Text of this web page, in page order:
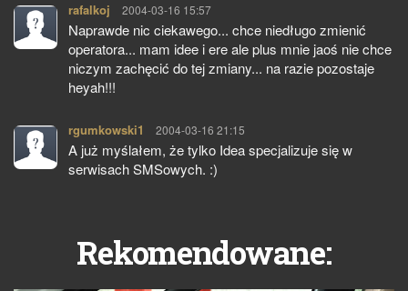
rafalkoj pisze:
2004-03-16 15:57
Naprawde nic ciekawego... chce niedługo zmienić
operatora... mam idee i ere ale plus mnie jaoś nie chce
niczym zachęcić do tej zmiany... na razie pozostaje
heyah!!!
rgumkowski1 pisze:
2004-03-16 21:15
A już myślałem, że tylko Idea specjalizuje się w
serwisach SMSowych. :)
Rekomendowane: